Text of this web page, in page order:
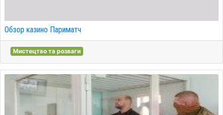
Обзор казино Париматч
Мистецтво та розваги